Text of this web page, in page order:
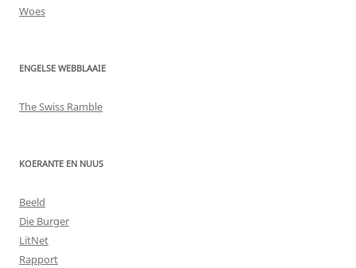
Woes
ENGELSE WEBBLAAIE
The Swiss Ramble
KOERANTE EN NUUS
Beeld
Die Burger
LitNet
Rapport